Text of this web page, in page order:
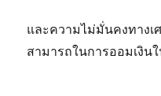
และความไม่มั่นคงทางเ
สามารถในการออมเงิน